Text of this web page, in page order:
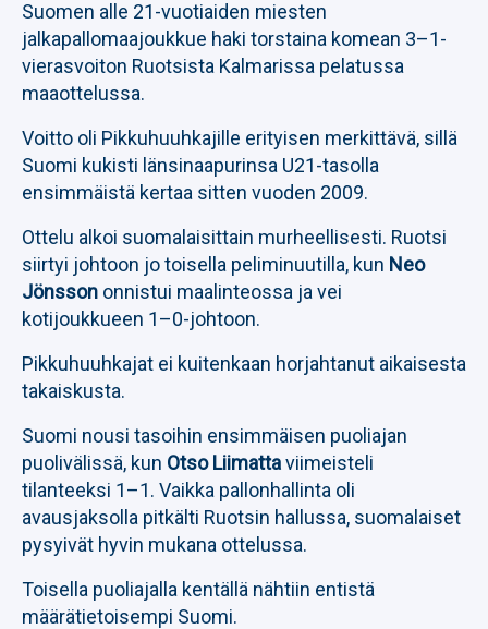
Suomen alle 21-vuotiaiden miesten
jalkapallomaajoukkue haki torstaina komean 3–1-
vierasvoiton Ruotsista Kalmarissa pelatussa
maaottelussa.
Voitto oli Pikkuhuuhkajille erityisen merkittävä, sillä
Suomi kukisti länsinaapurinsa U21-tasolla
ensimmäistä kertaa sitten vuoden 2009.
Ottelu alkoi suomalaisittain murheellisesti. Ruotsi
siirtyi johtoon jo toisella peliminuutilla, kun Neo
Jönsson onnistui maalinteossa ja vei
kotijoukkueen 1–0-johtoon.
Pikkuhuuhkajat ei kuitenkaan horjahtanut aikaisesta
takaiskusta.
Suomi nousi tasoihin ensimmäisen puoliajan
puolivälissä, kun Otso Liimattaviimeisteli
tilanteeksi 1–1. Vaikka pallonhallinta oli
avausjaksolla pitkälti Ruotsin hallussa, suomalaiset
pysyivät hyvin mukana ottelussa.
Toisella puoliajalla kentällä nähtiin entistä
määrätietoisempi Suomi.